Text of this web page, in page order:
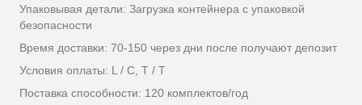
Упаковывая детали: Загрузка контейнера с упаковкой
безопасности
Время доставки: 70-150 через дни после получают депозит
Условия оплаты: L / C, T / T
Поставка способности: 120 комплектов/год